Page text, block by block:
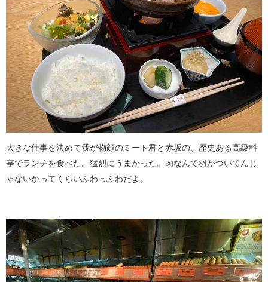
大きな仕事を決めて我が物顔のミート君と赤坂の、歴史ある高級料
亭でランチを食べた。猛烈にうまかった。肉なんて羽がついてんじ
ゃないかってくらいふわっふわだよ。